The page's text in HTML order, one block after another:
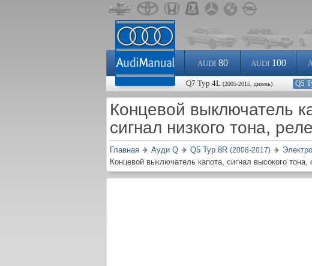
AUDI80 AUDI100
Q7 Typ 4L (2005-2015, дизель) Q5
Концевой выключатель
сигнал низкого тона,
Главная Ауди Q Q5 Typ 8R (2008-2017)